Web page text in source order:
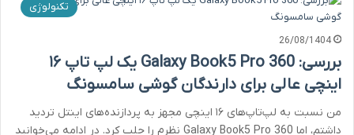
تکنولوژی
26/08/1404
بررسی: Galaxy Book5 Pro 360 یک لپ تاپ ۱۶
اینچی عالی برای دارندگان گوشی سامسونگ
من نسبت به لپ‌تاپ‌های ۱۶ اینچی مجهز به پردازنده‌های اینتل تردید
داشتم، اما Galaxy Book5 Pro 360 نظرم را جلب کرد. در ادامه می‌خوانید